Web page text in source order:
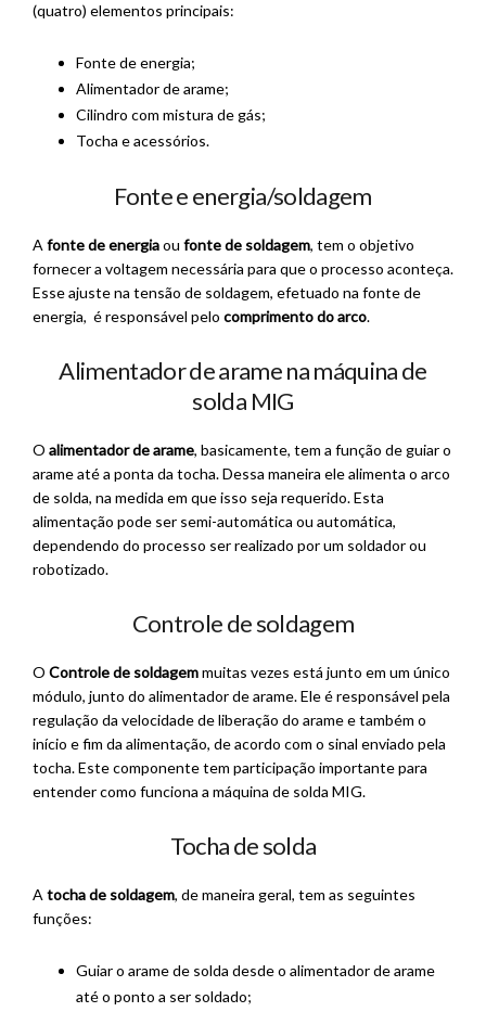
(quatro) elementos principais:
Fonte de energia;
Alimentador de arame;
Cilindro com mistura de gás;
Tocha e acessórios.
Fonte e energia/soldagem
A fonte de energiaou fonte de soldagem, tem o objetivo
fornecer a voltagem necessária para que o processo aconteça.
Esse ajuste na tensão de soldagem, efetuado na fonte de
energia, é responsável pelo comprimento do arco.
Alimentador de arame na máquina de
solda MIG
O alimentador de arame, basicamente, tem a função de guiar o
arame até a ponta da tocha. Dessa maneira ele alimenta o arco
de solda, na medida em que isso seja requerido. Esta
alimentação pode ser semi-automática ou automática,
dependendo do processo ser realizado por um soldador ou
robotizado.
Controle de soldagem
O Controle de soldagemmuitas vezes está junto em um único
módulo, junto do alimentador de arame. Ele é responsável pela
regulação da velocidade de liberação do arame e também o
início e fim da alimentação, de acordo com o sinal enviado pela
tocha. Este componente tem participação importante para
entender como funciona a máquina de solda MIG.
Tocha de solda
A tocha de soldagem, de maneira geral, tem as seguintes
funções:
Guiar o arame de solda desde o alimentador de arame
até o ponto a ser soldado;